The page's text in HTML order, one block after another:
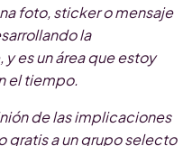
foto, sticker o mensaje
la
es un área que estoy
el tiempo.
de las implicaciones
gratis a un grupo selecto